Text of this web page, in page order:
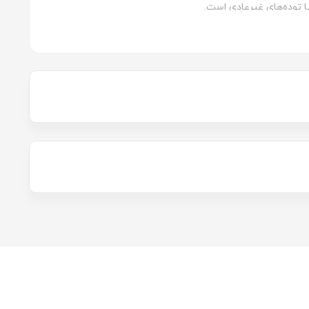
توده‌های غیرعادی است.
روزمره گربه‌های مو کوتاه و متوسط مناسب است. دندانه‌های